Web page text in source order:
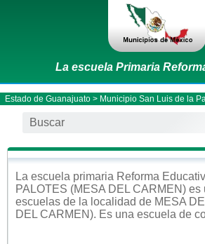
La escuela Primaria
Estado de Guanajuato> Municipio San Luis de la
La escuela primaria Reforma
PALOTES (MESA DEL CARMEN) es
escuelas de la localidad de MESA
DEL CARMEN). Es una escuela de